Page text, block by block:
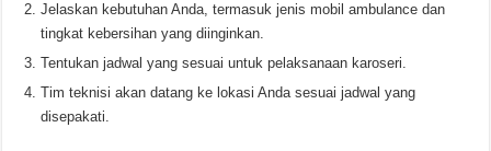
Jelaskan kebutuhan Anda, termasuk jenis mobil ambulance dan
tingkat kebersihan yang diinginkan.
Tentukan jadwal yang sesuai untuk pelaksanaan karoseri.
Tim teknisi akan datang ke lokasi Anda sesuai jadwal yang
disepakati.